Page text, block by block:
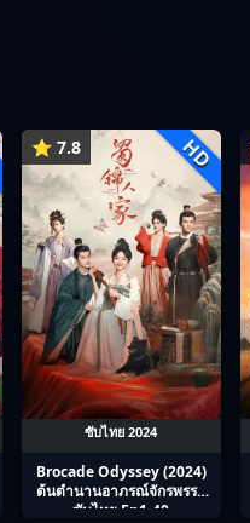
⭐ 7.8 HD
ซับไทย 2024
Brocade Odyssey (2024)
ต้นตํานานอาภรณ์จักรพรรดิ
ซับไทย Ep1-40